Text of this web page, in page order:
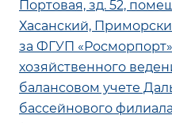
Портовая, зд. 52,
Хасанский,
за ФГУП
хозяйственного
балансовом учете
бассейнового